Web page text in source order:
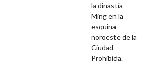
la dinastía
Ming en la
esquina
noroeste de la
Ciudad
Prohibida.